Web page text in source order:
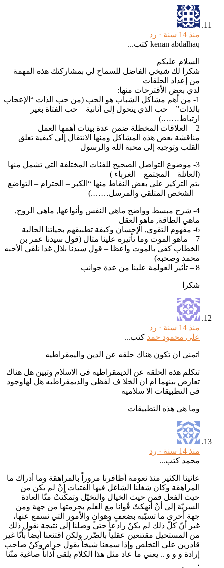
رد
kenan abdalhaq كتب...
السلام عليكم
شكرا لك شيخي الفاضل للسماح لي بمشاركتك هذه المهمة
من إعداد الحلقات
لدي بعض الأقترحات منها:
1- من أهم مشاكل الشباب هو الحب (من حب الذات “الإعجاب
بالذات” – حب الذي يتحول إلى أنانية – حب الفتاة بغير
ارتباط…….)
مناقشة بعض هذه المشاكل ومنها الانتقال إلى كيفية تعلق
القلب وتوجيه إلى محبة الله والرسول
3- موضوع التواصل الصحيح للفئات المختلفة التي تشمل منها
(العائلة – المجتمع – الغرباء )
بتم التركيز على بعض النقاط منها “الكبر – الحترام – التواضع
– الشخص المتلقي والمرسل…….)
4- شرح مبسط وواضح ماهي النفس وأنواعها, ماهي الروح,
ماهي الطاقة, ماهو العقل
7 – ماهو الموت وما تأثيره علينا مثال (قول سيدنا عمر بن
الخطاب كفى بالموت واعظا – قول سيدنا بلال غدا نلقى الأحبه
محمد وصحبه)
رد
على محمود حمدكتب...
اتمنى ان تكون هناك حلقه عن الدين واليمقراطيه
تتكلم هذه الحلقه عن الديمقراطيه فى الاسلام وتبين هل هناك
تعارض بينهما ام ان الخلا ف لفظى والديمقراطيه هل لهاوجود
فى التطبيقات الا سلاميه
وما هى هذه التطبيقات
رد
محمد كتب...
عانينا الكثير منذ نعومة أظافرنا مروراً بالمراهقة وما أدراك ما
المراهقة وكان شغلنا الشاغل فيها الفتيات إنْ لم يكن من
حيث الفعل فمن حيث الخيال والتخيّل وتمكّنتْ منّا العادة
السريّة إلى أنْ أنهكتْ قُوانا مع العلم بحرمتها من جهة ومن
جهة أخرى ما تسبّبه بضعفٍ وهوانٍ والأمور التي نسمع عنها،
غير أنّ كلّ ذلك لم يكنْ رادعاً حتى وصلنا إلى نتيجة نقول ذلك
من المستحيل مقتنعين عقلياً بالضّرر ولكن اقتنعنا أيضاً بأنّا غير
قادرين على التخلص وإذا سمعنا شيخاً يقول حرام وكنْ صاحب
إرادة و و و .. يعني ما عاد مثل هذا الكلام يلقى آذاناً صاغية منّنا